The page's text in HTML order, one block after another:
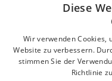
Login für
E-Mail*
Passwort
Diese
Wir verwenden
Website zu verbessern.
stimmen Sie der
Richtlinie